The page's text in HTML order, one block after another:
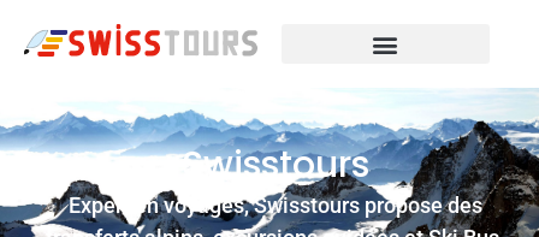
Swisstours
Expert en voyages, Swisstours propose des